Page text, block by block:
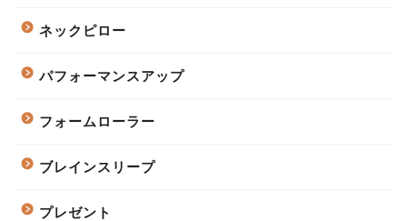
ネックピロー
パフォーマンスアップ
フォームローラー
ブレインスリープ
プレゼント